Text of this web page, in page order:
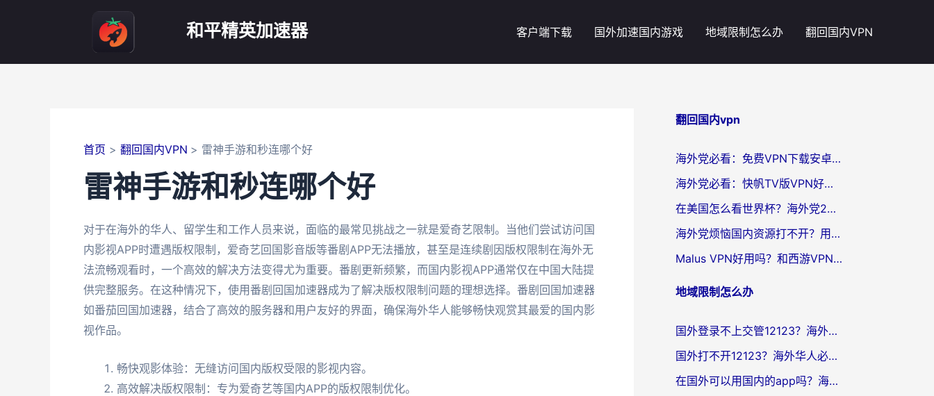
和平精英加速器 客户端下载 国外加速国内游戏 地域限制怎么办 翻回国内VPN
首页 翻回国内VPN 雷神手游和秒连哪个好
雷神手游和秒连哪个好
对于在海外的华人、留学生和工作人员来说，面临的最常见挑战之一就是爱奇艺限制。当他们尝试访问国
内影视APP时遭遇版权限制，爱奇艺回国影音版等番剧APP无法播放，甚至是连续剧因版权限制在海外无
法流畅观看时，一个高效的解决方法变得尤为重要。番剧更新频繁，而国内影视APP通常仅在中国大陆提
供完整服务。在这种情况下，使用番剧回国加速器成为了解决版权限制问题的理想选择。番剧回国加速器
如番茄回国加速器，结合了高效的服务器和用户友好的界面，确保海外华人能够畅快观赏其最爱的国内影
视作品。
畅快观影体验：无缝访问国内版权受限的影视内容。
高效解决版权限制：专为爱奇艺等国内APP的版权限制优化。
翻回国内vpn
海外党必看：免费VPN下载安卓+3步选对国外到国内加速器，无缝刷国内资源
海外党必看：快帆TV版VPN好用吗？和斧牛手游VPN对比哪个回国效果更好？附电脑翻墙回国实用技巧
在美国怎么看世界杯？海外党2026最新回国加速器指南：从影音到游戏全搞定
海外党烦恼国内资源打不开？用VPN上海节点+这几点，轻松搞定回国加速！
Malus VPN好用吗？和西游VPN对比哪个回国效果更好？海外党亲测后的真实选择
地域限制怎么办
国外登录不上交管12123？海外党选对回国加速器，无缝访问国内资源不发愁
国外打不开12123？海外华人必看：选对回国加速器，无缝访问国内资源
在国外可以用国内的app吗？海外党亲测有效的回国加速方案